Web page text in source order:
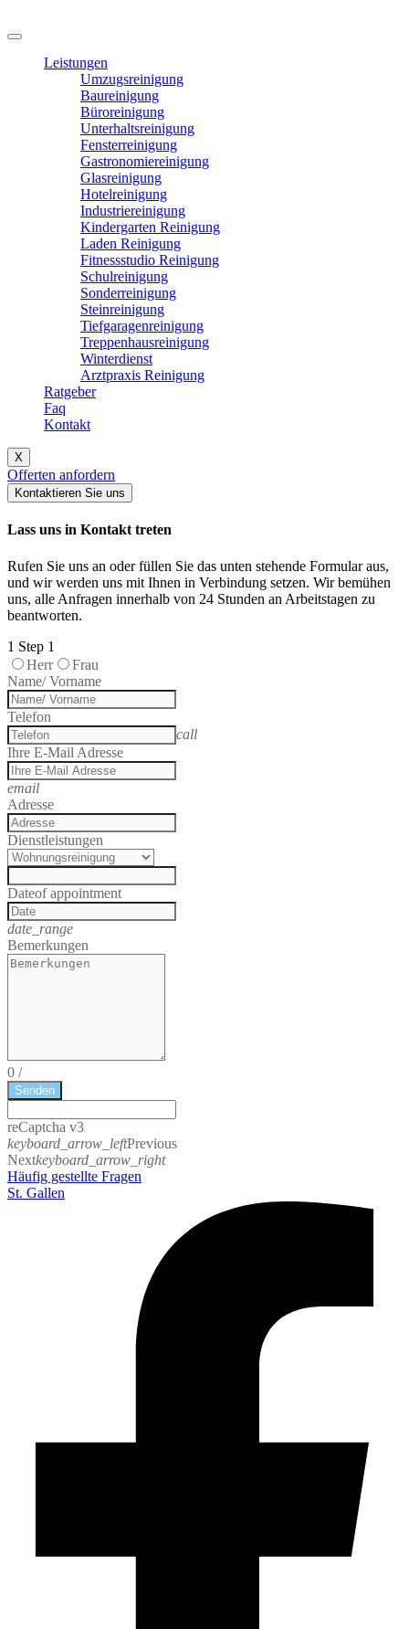
Leistungen
Umzugsreinigung
Baureinigung
Büroreinigung
Unterhaltsreinigung
Fensterreinigung
Gastronomiereinigung
Glasreinigung
Hotelreinigung
Industriereinigung
Kindergarten Reinigung
Laden Reinigung
Fitnessstudio Reinigung
Schulreinigung
Sonderreinigung
Steinreinigung
Tiefgaragenreinigung
Treppenhausreinigung
Winterdienst
Arztpraxis Reinigung
Ratgeber
Faq
Kontakt
X
Offerten anfordern
Kontaktieren Sie uns
Lass uns in Kontakt treten
Rufen Sie uns an oder füllen Sie das unten stehende Formular aus,
und wir werden uns mit Ihnen in Verbindung setzen. Wir bemühen
uns, alle Anfragen innerhalb von 24 Stunden an Arbeitstagen zu
beantworten.
1 Step 1
Herr
Frau
Name/ Vorname
Telefon
call
Ihre E-Mail Adresse
email
Adresse
Dienstleistungen
Dateof appointment
date_range
Bemerkungen
0 /
Senden
reCaptcha v3
keyboard_arrow_leftPrevious
Nextkeyboard_arrow_right
Häufig gestellte Fragen
St. Gallen